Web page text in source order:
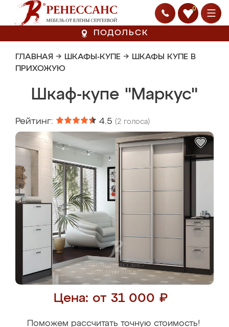
0
ПОДОЛЬСК
ГЛАВНАЯ → ШКАФЫ-КУПЕ → ШКАФЫ КУПЕ В
ПРИХОЖУЮ
Шкаф-купе "Маркус"
Рейтинг: 4.5 (2 голоса)
Цена: от 31 000 ₽
Поможем рассчитать точную стоимость!